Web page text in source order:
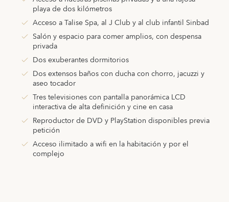
playa de dos kilómetros
Acceso a Talise Spa, al J Club y al club infantil Sinbad
Salón y espacio para comer amplios, con despensa
privada
Dos exuberantes dormitorios
Dos extensos baños con ducha con chorro, jacuzzi y
aseo tocador
Tres televisiones con pantalla panorámica LCD
interactiva de alta definición y cine en casa
Reproductor de DVD y PlayStation disponibles previa
petición
Acceso ilimitado a wifi en la habitación y por el
complejo